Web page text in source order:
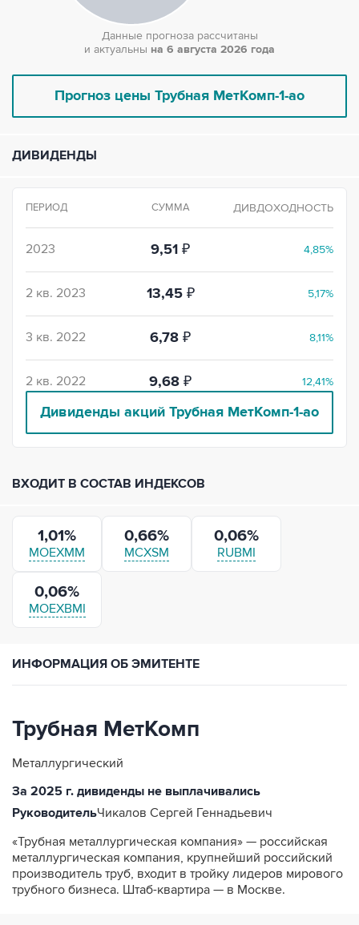
Данные прогноза рассчитаны
и актуальны на 6 августа 2026 года
Прогноз цены Трубная МетКомп-1-ао
ДИВИДЕНДЫ
ПЕРИОД СУММА ДИВДОХОДНОСТЬ
2023 9,51 ₽ 4,85%
2 кв. 2023 13,45₽ 5,17%
3 кв. 2022 6,78 ₽ 8,11%
2 кв. 2022 9,68 ₽ 12,41%
Дивиденды акций Трубная МетКомп-1-ао
ВХОДИТ В СОСТАВ ИНДЕКСОВ
1,01%
MOEXMM
0,66%
MCXSM
0,06%
RUBMI
0,06%
MOEXBMI
ИНФОРМАЦИЯ ОБ ЭМИТЕНТЕ
Трубная МетКомп
Металлургический
За 2025 г. дивиденды не выплачивались
РуководительЧикалов Сергей Геннадьевич
«Трубная металлургическая компания» — российская
металлургическая компания, крупнейший российский
производитель труб, входит в тройку лидеров мирового
трубного бизнеса. Штаб-квартира — в Москве.